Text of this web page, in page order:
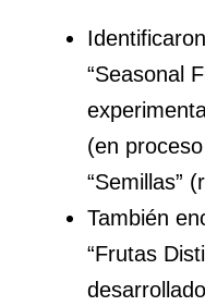
“Seasonal
(en
“Semillas”
También
“Frutas